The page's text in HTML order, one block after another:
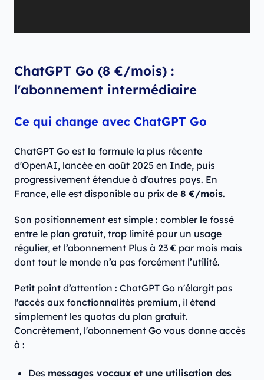
ChatGPT Go (8 €/mois) :
l'abonnement intermédiaire
Ce qui change avec ChatGPT Go
ChatGPT Go est la formule la plus récente
d'OpenAI, lancée en août 2025 en Inde, puis
progressivement étendue à d'autres pays. En
France, elle est disponible au prix de 8 €/mois.
Son positionnement est simple : combler le fossé
entre le plan gratuit, trop limité pour un usage
régulier, et l’abonnement Plus à 23 € par mois mais
dont tout le monde n’a pas forcément l’utilité.
Petit point d’attention : ChatGPT Go n'élargit pas
l'accès aux fonctionnalités premium, il étend
simplement les quotas du plan gratuit.
Concrètement, l'abonnement Go vous donne accès
à :
Des messages vocaux et une utilisation des